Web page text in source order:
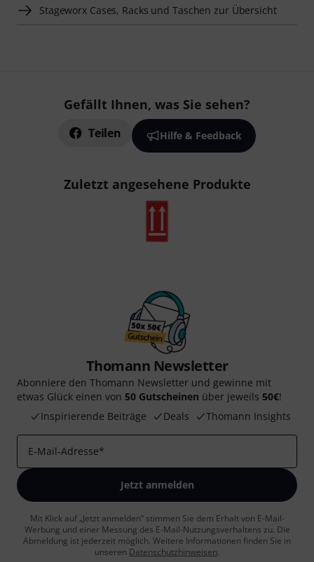
Stageworx Cases, Racks und Taschen zur Übersicht
Gefällt Ihnen, was Sie sehen?
Teilen Hilfe & Feedback
Zuletzt angesehene Produkte
Thomann Newsletter
Abonniere den Thomann Newsletter und gewinne mit
etwas Glück einen von 50 Gutscheinen über jeweils 50€!
Inspirierende Beiträge
Deals Thomann Insights
E-Mail-Adresse*
Jetzt anmelden
Mit Klick auf „Jetzt anmelden“ stimmen Sie dem Erhalt von E-Mail-
Werbung und einer Messung des E-Mail-Nutzungsverhaltens zu. Die
Abmeldung ist jederzeit möglich. Weitere Informationen finden Sie in
unseren Datenschutzhinweisen.